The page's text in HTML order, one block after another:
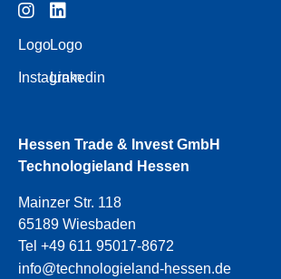
Logo
Instagram
Logo
Linkedin
Hessen Trade & Invest GmbH
Technologieland Hessen
Mainzer Str. 118
65189 Wiesbaden
Tel +49 611 95017-8672
info@technologieland-hessen.de